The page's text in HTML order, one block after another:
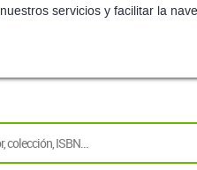
servicios y facilitar la